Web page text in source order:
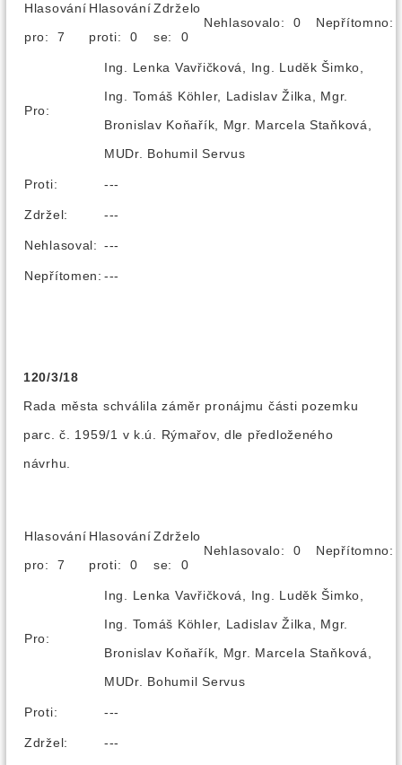
Hlasování
pro: 7
Hlasování
proti: 0
Zdrželo
se: 0
Nehlasovalo: 0
Pro:
Ing. Lenka Vavřičková, Ing. Luděk Šimko,
Ing. Tomáš Köhler, Ladislav Žilka, Mgr.
Bronislav Koňařík, Mgr. Marcela Staňková,
MUDr. Bohumil Servus
Proti: ---
Zdržel: ---
Nehlasoval: ---
Nepřítomen: ---
120/3/18
Rada města schválila záměr pronájmu části pozemku
parc. č. 1959/1 v k.ú. Rýmařov, dle předloženého
návrhu.
Hlasování
pro: 7
Hlasování
proti: 0
Zdrželo
se: 0
Nehlasovalo: 0
Pro:
Ing. Lenka Vavřičková, Ing. Luděk Šimko,
Ing. Tomáš Köhler, Ladislav Žilka, Mgr.
Bronislav Koňařík, Mgr. Marcela Staňková,
MUDr. Bohumil Servus
Proti: ---
Zdržel: ---